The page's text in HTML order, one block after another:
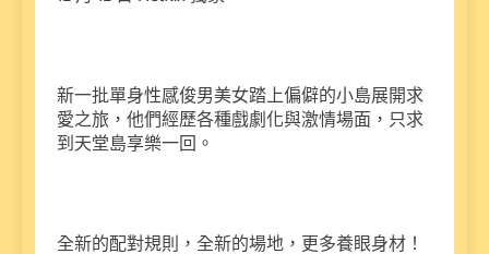
新一批單身性感俊男美女踏上偏僻的小島展開求
愛之旅，他們經歷各種戲劇化與激情場面，只求
到天堂島享樂一回。
全新的配對規則，全新的場地，更多養眼身材！